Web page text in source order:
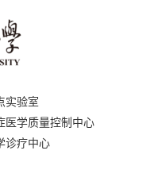
实验室
医学质量控制中心
诊疗中心